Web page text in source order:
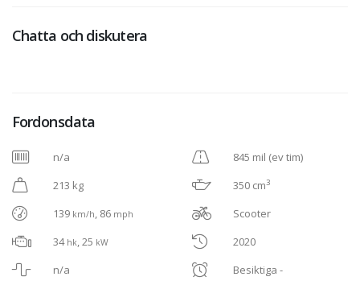
Chatta och diskutera
Fordonsdata
n/a
213 kg
139 km/h, 86 mph
34 hk, 25 kW
n/a
845 mil (ev tim)
350 cm3
Scooter
2020
Besiktiga -